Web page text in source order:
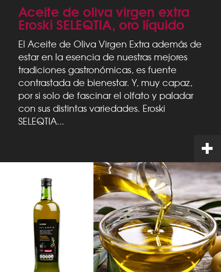
Aceite de oliva virgen extra
Eroski SELEQTIA, oro líquido
El Aceite de Oliva Virgen Extra además de
estar en la esencia de nuestras mejores
tradiciones gastronómicas, es fuente
contrastada de bienestar. Y, muy capaz,
por si solo de fascinar el olfato y paladar
con sus distintas variedades. Eroski
SELEQTIA...